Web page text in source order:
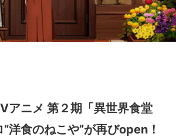
アニメ 第２期「異世界食堂
洋食のねこや”が再びopen！